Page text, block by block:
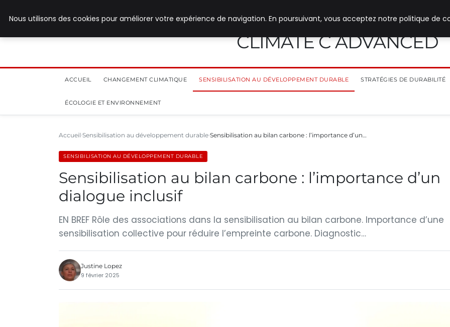
CLIMATE C ADVANCED
ACCUEIL CHANGEMENT CLIMATIQUE SENSIBILISATION AU DÉVELOPPEMENT DURABLE STRATÉGIES DE DURABILITÉ
ÉCOLOGIE ET ENVIRONNEMENT
Accueil Sensibilisation au développement durable Sensibilisation au bilan carbone : l’importance d’un…
SENSIBILISATION AU DÉVELOPPEMENT DURABLE
Sensibilisation au bilan carbone : l’importance d’un
dialogue inclusif
EN BREF Rôle des associations dans la sensibilisation au bilan carbone. Importance d’une
sensibilisation collective pour réduire l’empreinte carbone. Diagnostic…
Justine Lopez
9 février 2025
Nous utilisons des cookies pour améliorer votre expérience de navigation. En poursuivant, vous acceptez notre politique de